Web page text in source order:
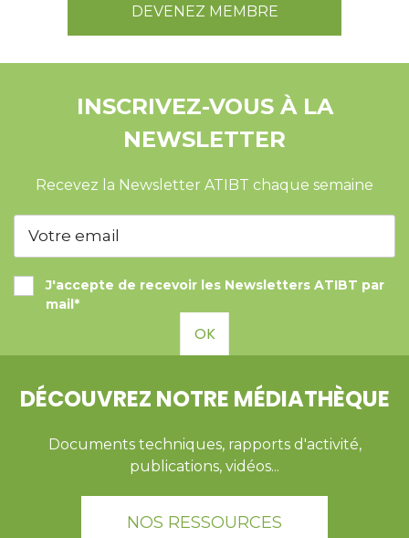
DEVENEZ MEMBRE
INSCRIVEZ-VOUS À LA
NEWSLETTER
Recevez la Newsletter ATIBT chaque semaine
J'accepte de recevoir les Newsletters ATIBT par
mail*
OK
DÉCOUVREZ NOTRE MÉDIATHÈQUE
Documents techniques, rapports d'activité,
publications, vidéos...
NOS RESSOURCES